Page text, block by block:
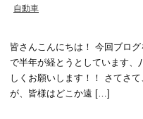
自動車
皆さんこんにちは！ 今回ブロ
で半年が経とうとしています、
しくお願いします！！ さてさ
が、皆様はどこか遠 […]